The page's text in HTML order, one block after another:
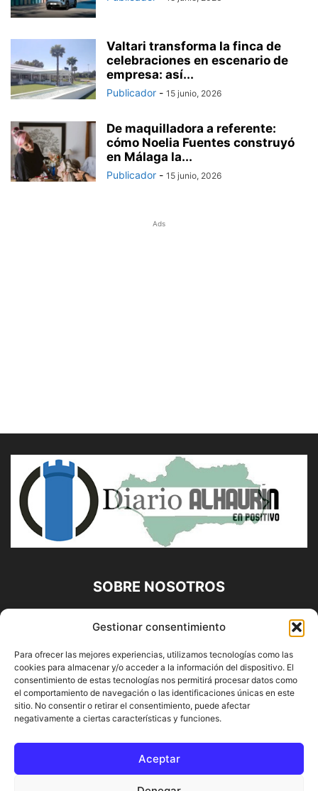
Gestionar consentimiento
Para ofrecer las mejores experiencias, utilizamos tecnologías como las
cookies para almacenar y/o acceder a la información del dispositivo. El
consentimiento de estas tecnologías nos permitirá procesar datos como
el comportamiento de navegación o las identificaciones únicas en este
sitio. No consentir o retirar el consentimiento, puede afectar
negativamente a ciertas características y funciones.
Aceptar
Valtari transforma la finca de
celebraciones en escenario de
empresa: así...
Publicador - 15 junio, 2026
De maquilladora a referente:
cómo Noelia Fuentes construyó
en Málaga la...
Publicador - 15 junio, 2026
Ads
SOBRE NOSOTROS
Diario Alhaurín (www.alhaurindelatorre.com) Propiedad de
Francisco E. López López | 639 95 71 95 | Noticias de
Alhaurín de la Torre, Málaga y Provincia|
Contáctanos:info@alhaurindelatorre.com
SÍGUENOS